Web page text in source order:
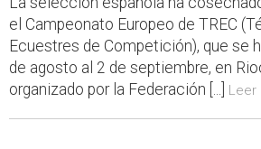
el Campeonato Europeo de TREC
Ecuestres de Competición), que se
de agosto al 2 de septiembre, en
organizado por la Federación [...]
Leer